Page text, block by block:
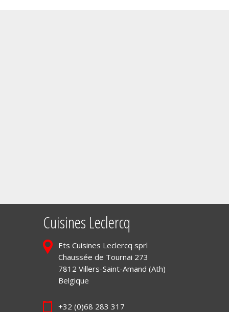
Cuisines Leclercq
Ets Cuisines Leclercq sprl
Chaussée de Tournai 273
7812 Villers-Saint-Amand (Ath)
Belgique
+32 (0)68 283 317